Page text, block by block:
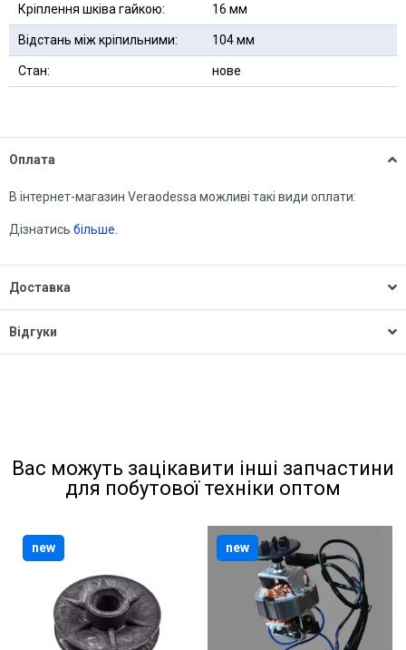
Кріплення шківа гайкою: 16 мм
Відстань між кріпильними: 104 мм
Стан: нове
Оплата
В інтернет-магазин Veraodessa можливі такі види оплати:
Дізнатись більше.
Доставка
Відгуки
Вас можуть зацікавити інші запчастини
для побутової техніки оптом
new new